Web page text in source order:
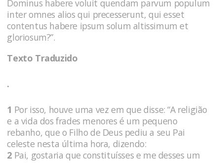
Dominus habere voluit quendam parvum populum
inter omnes alios qui precesserunt, qui esset
contentus habere ipsum solum altissimum et
gloriosum?”.
Texto Traduzido
.
1 Por isso, houve uma vez em que disse: “A religião
e a vida dos frades menores é um pequeno
rebanho, que o Filho de Deus pediu a seu Pai
celeste nesta última hora, dizendo:
2 Pai, gostaria que constituísses e me desses um